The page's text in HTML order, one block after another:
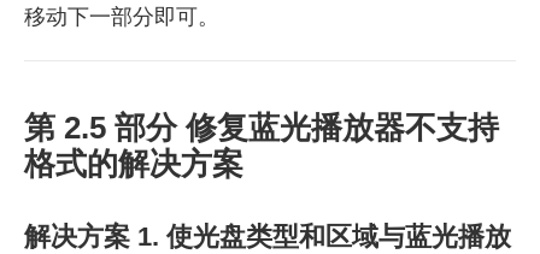
移动下一部分即可。
第 2.5 部分 修复蓝光播放器不支持
格式的解决方案
解决方案 1. 使光盘类型和区域与蓝光播放